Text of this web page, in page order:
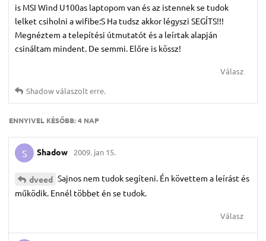
is MSI Wind U100as laptopom van és az istennek se tudok
lelket csiholni a wifibe:S Ha tudsz akkor légyszi SEGÍTS!!!
Megnéztem a telepítési útmutatót és a leírtak alapján
csináltam mindent. De semmi. Előre is kössz!
Válasz
Shadowválaszolt erre.
ENNYIVEL KÉSŐBB:4 NAP
S Shadow 2009. jan 15.
dveed Sajnos nem tudok segíteni. Én követtem a leírást és
működik. Ennél többet én se tudok.
Válasz